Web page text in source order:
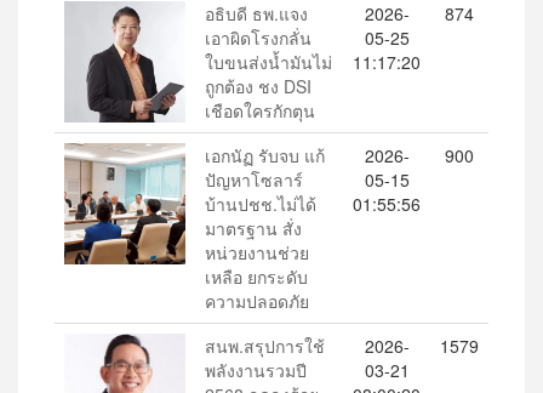
อธิบดี ธพ.แจง
เอาผิดโรงกลั่น
ใบขนส่งน้ำมันไม่
ถูกต้อง ชง DSI
เชือดใครกักตุน
2026-
05-25
11:17:20
874
เอกนัฏ รับจบ แก้
ปัญหาโซลาร์
บ้านปชช.ไม่ได้
มาตรฐาน สั่ง
หน่วยงานช่วย
เหลือ ยกระดับ
ความปลอดภัย
2026-
05-15
01:55:56
900
สนพ.สรุปการใช้
พลังงานรวมปี
2026-
03-21
1579